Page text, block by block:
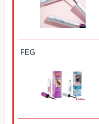
FEG